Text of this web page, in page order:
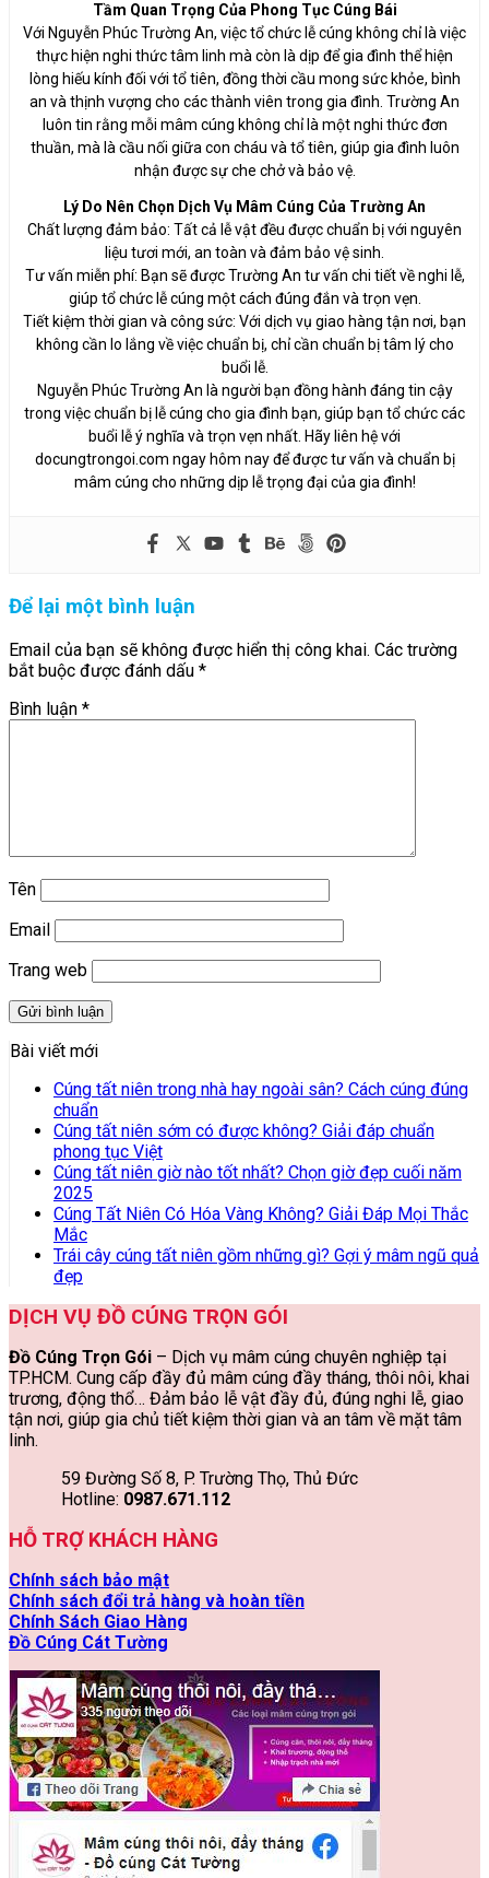
Tầm Quan Trọng Của Phong Tục Cúng Bái
Với Nguyễn Phúc Trường An, việc tổ chức lễ cúng không chỉ là việc
thực hiện nghi thức tâm linh mà còn là dịp để gia đình thể hiện
lòng hiếu kính đối với tổ tiên, đồng thời cầu mong sức khỏe, bình
an và thịnh vượng cho các thành viên trong gia đình. Trường An
luôn tin rằng mỗi mâm cúng không chỉ là một nghi thức đơn
thuần, mà là cầu nối giữa con cháu và tổ tiên, giúp gia đình luôn
nhận được sự che chở và bảo vệ.
Lý Do Nên Chọn Dịch Vụ Mâm Cúng Của Trường An
Chất lượng đảm bảo: Tất cả lễ vật đều được chuẩn bị với nguyên
liệu tươi mới, an toàn và đảm bảo vệ sinh.
Tư vấn miễn phí: Bạn sẽ được Trường An tư vấn chi tiết về nghi lễ,
giúp tổ chức lễ cúng một cách đúng đắn và trọn vẹn.
Tiết kiệm thời gian và công sức: Với dịch vụ giao hàng tận nơi, bạn
không cần lo lắng về việc chuẩn bị, chỉ cần chuẩn bị tâm lý cho
buổi lễ.
Nguyễn Phúc Trường An là người bạn đồng hành đáng tin cậy
trong việc chuẩn bị lễ cúng cho gia đình bạn, giúp bạn tổ chức các
buổi lễ ý nghĩa và trọn vẹn nhất. Hãy liên hệ với
docungtrongoi.com ngay hôm nay để được tư vấn và chuẩn bị
mâm cúng cho những dịp lễ trọng đại của gia đình!
Để lại một bình luận
Email của bạn sẽ không được hiển thị công khai. Các trường
bắt buộc được đánh dấu *
Bình luận *
Tên
Email
Trang web
Bài viết mới
Cúng tất niên trong nhà hay ngoài sân? Cách cúng đúng
chuẩn
Cúng tất niên sớm có được không? Giải đáp chuẩn
phong tục Việt
Cúng tất niên giờ nào tốt nhất? Chọn giờ đẹp cuối năm
2025
Cúng Tất Niên Có Hóa Vàng Không? Giải Đáp Mọi Thắc
Mắc
Trái cây cúng tất niên gồm những gì? Gợi ý mâm ngũ quả
đẹp
DỊCH VỤ ĐỒ CÚNG TRỌN GÓI
Đồ Cúng Trọn Gói – Dịch vụ mâm cúng chuyên nghiệp tại
TP.HCM. Cung cấp đầy đủ mâm cúng đầy tháng, thôi nôi, khai
trương, động thổ… Đảm bảo lễ vật đầy đủ, đúng nghi lễ, giao
tận nơi, giúp gia chủ tiết kiệm thời gian và an tâm về mặt tâm
linh.
59 Đường Số 8, P. Trường Thọ, Thủ Đức
Hotline: 0987.671.112
HỖ TRỢ KHÁCH HÀNG
Chính sách bảo mật
Chính sách đổi trả hàng và hoàn tiền
Chính Sách Giao Hàng
Đồ Cúng Cát Tường